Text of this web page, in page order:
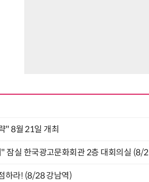
" 8월 21일 개최
잠실 한국광고문화회관 2층 대회의실 (8/
하라! (8/28 강남역)